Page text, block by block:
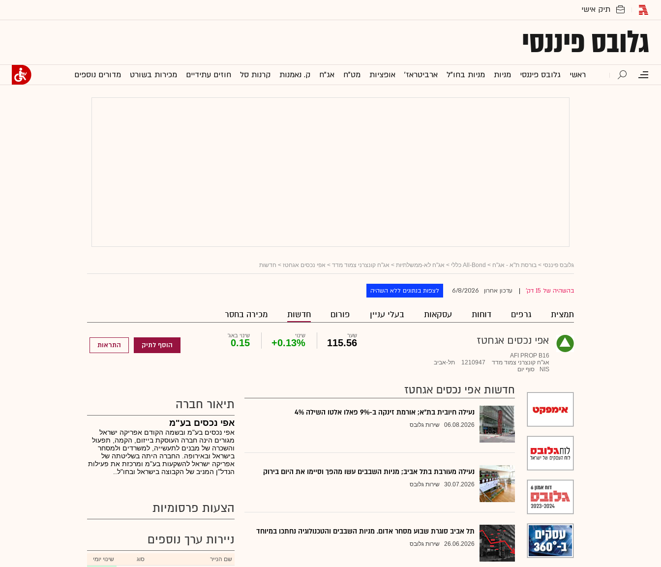
גלובס פיננסי
ראשי גלובס פיננסי מניות מניות בחו"ל ארביטראז' אופציות מט"ח אג"ח ק. נאמנות קרנות סל חוזים עתידיים מכירות בשורט מדורים נוספים
גלובס פיננסי > בורסת ת"א - אג"ח > All-Bond כללי > אג"ח לא-ממשלתיות > אג"ח קונצרני צמוד מדד > אפי נכסים אגחטז > חדשות
בהשהיה של 15 דק' עדכון אחרון 6/8/2026 לצפות בנתונים ללא השהיה
תמצית גרפים דוחות עסקאות בעלי עניין פורום חדשות מכירה בחסר
אפי נכסים אגחטז
AFI PROP B16
אג"ח קונצרני צמוד מדד
1210947
תל-אביב
NIS
סוף יום
שער
115.56
שינוי
+0.13%
שינוי באג'
0.15 הוסף לתיק התראות
חדשות אפי נכסים אגחטז
נעילה חיובית בת"א; אורמת זינקה ב-9% פאלו אלטו השילה 4%
06.08.2026 שירות גלובס
נעילה מעורבת בתל אביב; מניות השבבים עשו מהפך וסיימו את היום בירוק
30.07.2026 שירות גלובס
תל אביב סוגרת שבוע מסחר אדום. מניות השבבים והטכנולוגיה נחתכו במיוחד
26.06.2026 שירות גלובס
תיאור חברה
אפי נכסים בע"מ
אפי נכסים בע"מ ובשמה הקודם אפריקה ישראל
מגורים הינה חברה העוסקת בייזום, הקמה, תפעול
והשכרה של מבנים לתעשייה, למשרדים ולמסחר
בישראל ובאירופה. החברה היתה בשליטתה של
אפריקה ישראל להשקעות בע"מ ומרכזת את פעילות
הנדל"ן המניב של הקבוצה בישראל ובחו"ל..
הצעות פרסומיות
ניירות ערך נוספים
שם הנייר סוג שינוי יומי